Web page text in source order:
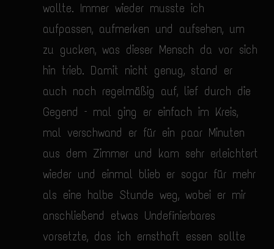
wollte. Immer wieder musste ich
aufpassen, aufmerken und aufsehen, um
zu gucken, was dieser Mensch da vor sich
hin trieb. Damit nicht genug, stand er
auch noch regelmäßig auf, lief durch die
Gegend – mal ging er einfach im Kreis,
mal verschwand er für ein paar Minuten
aus dem Zimmer und kam sehr erleichtert
wieder und einmal blieb er sogar für mehr
als eine halbe Stunde weg, wobei er mir
anschließend etwas Undefinierbares
vorsetzte, das ich ernsthaft essen sollte